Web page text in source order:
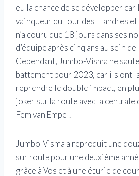
eu la chance de se développer car
vainqueur du Tour des Flandres
n’a couru que 18 jours dans ses
d’équipe après cinq ans au sein de
Cependant, Jumbo-Visma ne
battement pour 2023, car ils ont
reprendre le double impact, en
joker sur la route avec la centrale
Fem van Empel.
Jumbo-Visma a reproduit une
sur route pour une deuxième
grâce à Vos et à une écurie de